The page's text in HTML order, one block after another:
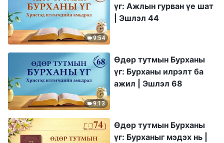
9:54
үг: Ажлын гурван үе шат
| Эшлэл 44
9:13
Өдөр тутмын Бурханы
үг: Бурханы илрэлт ба
ажил | Эшлэл 68
Өдөр тутмын Бурханы
үг: Бурханыг мэдэх нь |